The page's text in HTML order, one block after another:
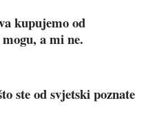
kupujemo od
a mi ne.
ste od svjetski poznate